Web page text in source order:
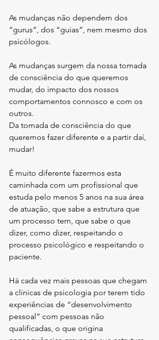
As mudanças não dependem dos
“gurus”, dos “guias”, nem mesmo dos
psicólogos.
As mudanças surgem da nossa tomada
de consciência do que queremos
mudar, do impacto dos nossos
comportamentos connosco e com os
outros.
Da tomada de consciência do que
queremos fazer diferente e a partir daí,
mudar!
É muito diferente fazermos esta
caminhada com um profissional que
estuda pelo menos 5 anos na sua área
de atuação, que sabe a estrutura que
um processo tem, que sabe o que
dizer, como dizer, respeitando o
processo psicológico e respeitando o
paciente.
Há cada vez mais pessoas que chegam
a clínicas de psicologia por terem tido
experiências de “desenvolvimento
pessoal” com pessoas não
qualificadas, o que origina